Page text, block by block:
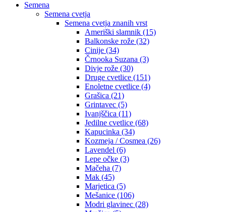
Semena
Semena cvetja
Semena cvetja znanih vrst
Ameriški slamnik (15)
Balkonske rože (32)
Cinije (34)
Črnooka Suzana (3)
Divje rože (30)
Druge cvetlice (151)
Enoletne cvetlice (4)
Grašica (21)
Grintavec (5)
Ivanjščica (11)
Jedilne cvetlice (68)
Kapucinka (34)
Kozmeja / Cosmea (26)
Lavendel (6)
Lepe očke (3)
Mačeha (7)
Mak (45)
Marjetica (5)
Mešanice (106)
Modri glavinec (28)